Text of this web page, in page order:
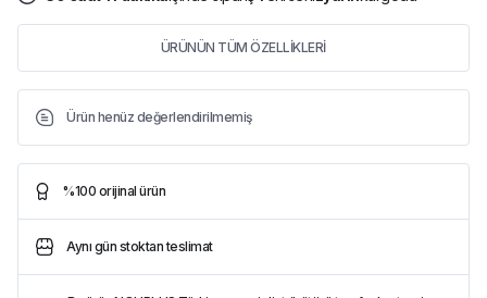
ÜRÜNÜN TÜM ÖZELLİKLERİ
Ürün henüz değerlendirilmemiş
%100 orijinal ürün
Aynı gün stoktan teslimat